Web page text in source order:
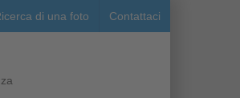
di una foto Contattaci